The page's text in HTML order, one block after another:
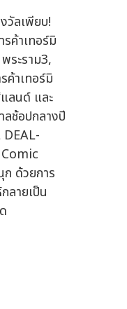
วัลเพียบ!
ค้าเทอร์มิ
ระราม3,
ค้าเทอร์มิ
ลนด์ และ
ช้อปกลางปี
ด้วยการ
ลายเป็น